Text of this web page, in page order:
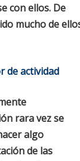
con ellos. De
mucho de
de actividad
rara vez se
algo
de las